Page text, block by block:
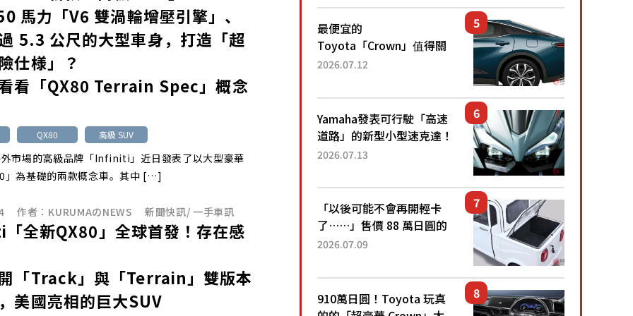
馬力「V6 雙渦輪增壓引擎」、
5.3 公尺的大型車身，打造「超
仕様」？
看「QX80 Terrain Spec」概念
QX80 高級 SUV
市場的高級品牌「Infiniti」近日發表了以大型豪華
」為基礎的兩款概念車。其中 […]
作者： KURUMAのNEWS 新聞快訊/ 一手車訊
全新QX80」全球首發！存在感
「Track」與「Terrain」雙版本
美國亮相的巨大SUV
還推出467萬元日圓起的5
人座版...
最便宜的
Toyota「Crown」值得關
注！ 搭載4WD、每公升
眼！ 配備豐富、超越售價
水準，堪稱高CP值代表的
「...
2026.07.12
Yamaha發表可行駛「高速
道路」的新型小型速克達！
搭載能享受超強勁「渦輪
高階「Super Sport」車款
相同的...
2026.07.13
「以後可能不會再開輕卡
了……」售價 88 萬日圓的
「超迷你輕型貨車」引發兩
100 公里！」「免驗車真的
太棒了！...
2026.07.09
910萬日圓！Toyota 玩真